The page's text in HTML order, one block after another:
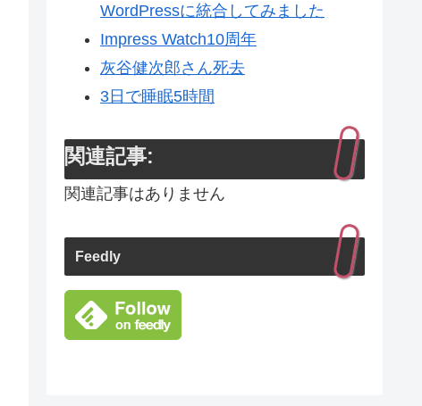
WordPressに統合してみました
Impress Watch10周年
灰谷健次郎さん死去
3日で睡眠5時間
関連記事:
関連記事はありません
Feedly